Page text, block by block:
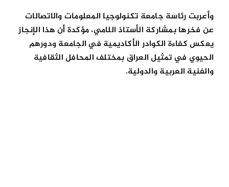
وأعربت رئاسة جامعة تكنولوجيا المعلومات والاتصالات
عن فخرها بمشاركة الأستاذ اللامي، مؤكدة أن هذا الإنجاز
يعكس كفاءة الكوادر الأكاديمية في الجامعة ودورهم
الحيوي في تمثيل العراق بمختلف المحافل الثقافية
والفنية العربية والدولية.